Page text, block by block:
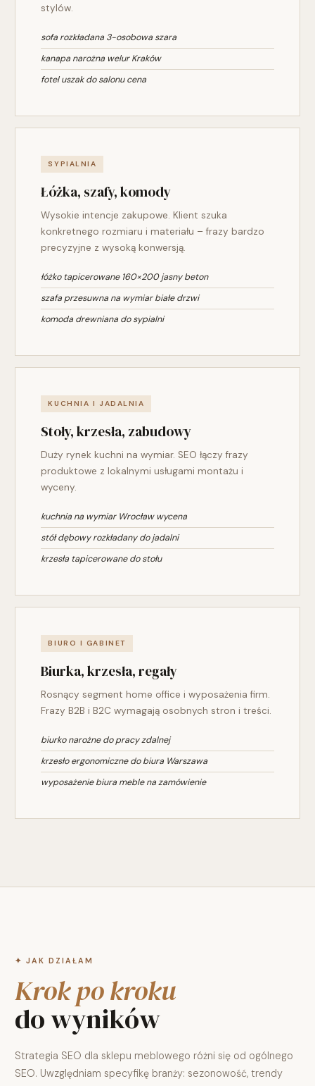
stylów.
sofa rozkładana 3-osobowa szara
kanapa narożna welur Kraków
fotel uszak do salonu cena
SYPIALNIA
Łóżka, szafy, komody
Wysokie intencje zakupowe. Klient szuka
konkretnego rozmiaru i materiału – frazy bardzo
precyzyjne z wysoką konwersją.
łóżko tapicerowane 160×200 jasny beton
szafa przesuwna na wymiar białe drzwi
komoda drewniana do sypialni
KUCHNIA I JADALNIA
Stoły, krzesła, zabudowy
Duży rynek kuchni na wymiar. SEO łączy frazy
produktowe z lokalnymi usługami montażu i
wyceny.
kuchnia na wymiar Wrocław wycena
stół dębowy rozkładany do jadalni
krzesła tapicerowane do stołu
BIURO I GABINET
Biurka, krzesła, regały
Rosnący segment home office i wyposażenia firm.
Frazy B2B i B2C wymagają osobnych stron i treści.
biurko narożne do pracy zdalnej
krzesło ergonomiczne do biura Warszawa
wyposażenie biura meble na zamówienie
✦ JAK DZIAŁAM
Krok po kroku
do wyników
Strategia SEO dla sklepu meblowego różni się od ogólnego
SEO. Uwzględniam specyfikę branży: sezonowość, trendy